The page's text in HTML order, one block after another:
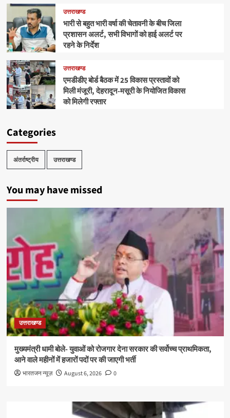
उत्तराखण्ड
भारी से बहुत भारी वर्षा की चेतावनी के बीच जिला
प्रशासन अलर्ट, सभी विभागों को हाई अलर्ट पर
रहने के निर्देश
उत्तराखण्ड
एमडीडीए बोर्ड बैठक में 25 विकास प्रस्तावों को
मिली मंजूरी, देहरादून-मसूरी के नियोजित विकास
को मिलेगी रफ्तार
Categories
अंतर्राष्ट्रीय उत्तराखण्ड
You may have missed
उत्तराखण्ड
मुख्यमंत्री धामी बोले- युवाओं को रोजगार देना सरकार की सर्वोच्च प्राथमिकता,
आने वाले महीनों में हजारों पदों पर की जाएगी भर्ती
भारतजन न्यूज़ August 6, 2026 0